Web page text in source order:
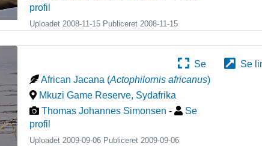
profil
Uploadet 2008-11-15 Publiceret 2008-11-15
Se
Se
African Jacana (Actophilornis africanus)
Mkuzi Game Reserve, Sydafrika
Thomas Johannes Simonsen -
Se
profil
Uploadet 2009-09-06 Publiceret 2009-09-06